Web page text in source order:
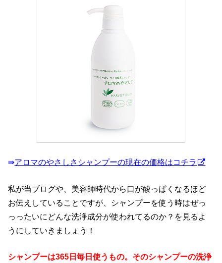
⇛アロマのやさしさシャンプーの現在の価格はコチラ
私が当ブログや、美容師時代から口が酸っぱくなるほど
お伝えしていることですが、シャンプーを使う時はぜっ
っったいにどんな洗浄成分が使われてるのか？を見るよ
うにしていきましょう！
シャンプーは365日毎日使うもの。そのシャンプーの洗浄